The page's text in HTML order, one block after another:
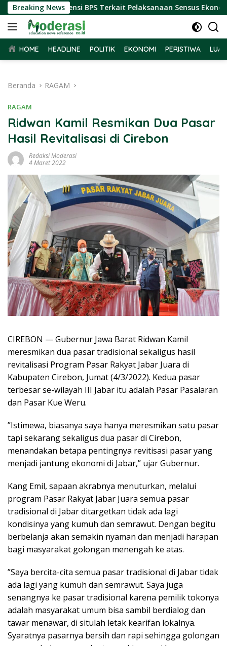
Langsung
ke
konten
Breaking News
Terima Audiensi BPS Terkait Pelaksanaan Sensus Ekonomi
HOME HEADLINE POLITIK EKONOMI PERISTIWA
Beranda RAGAM
RAGAM
Ridwan Kamil Resmikan Dua Pasar
Hasil Revitalisasi di Cirebon
Redaksi Moderasi
4 Maret 2022
CIREBON — Gubernur Jawa Barat Ridwan Kamil
meresmikan dua pasar tradisional sekaligus hasil
revitalisasi Program Pasar Rakyat Jabar Juara di
Kabupaten Cirebon, Jumat (4/3/2022). Kedua pasar
terbesar se-wilayah III Jabar itu adalah Pasar Pasalaran
dan Pasar Kue Weru.
”Istimewa, biasanya saya hanya meresmikan satu pasar
tapi sekarang sekaligus dua pasar di Cirebon,
menandakan betapa pentingnya revitisasi pasar yang
menjadi jantung ekonomi di Jabar,” ujar Gubernur.
Kang Emil, sapaan akrabnya menuturkan, melalui
program Pasar Rakyat Jabar Juara semua pasar
tradisional di Jabar ditargetkan tidak ada lagi
kondisinya yang kumuh dan semrawut. Dengan begitu
berbelanja akan semakin nyaman dan menjadi harapan
bagi masyarakat golongan menengah ke atas.
”Saya bercita-cita semua pasar tradisional di Jabar tidak
ada lagi yang kumuh dan semrawut. Saya juga
senangnya ke pasar tradisional karena pemilik tokonya
adalah masyarakat umum bisa sambil berdialog dan
tawar menawar, di situlah letak kearifan lokalnya.
Syaratnya pasarnya bersih dan rapi sehingga golongan